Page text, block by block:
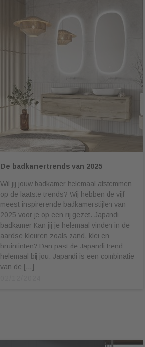
De badkamertrends van 2025
Wil jij jouw badkamer helemaal afstemmen
op de laatste trends? Wij hebben de vijf
meest inspirerende badkamerstijlen van
2025 voor je op een rij gezet. Japandi
badkamer Kan jij je helemaal vinden in de
aardse kleuren zoals zand, klei en
bruintinten? Dan past de Japandi trend
helemaal bij jou. Japandi is een combinatie
van de […]